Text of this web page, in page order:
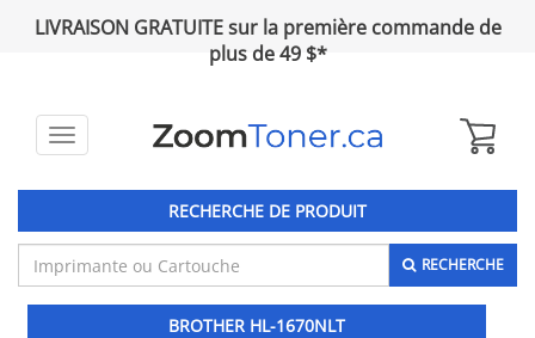
LIVRAISON GRATUITE sur la première commande de
plus de 49 $*
Toggle
RECHERCHE DE PRODUIT
RECHERCHE
BROTHER HL-1670NLT